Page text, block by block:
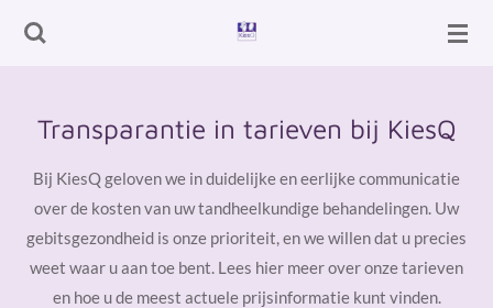
Ga
hoofdinhoud
Transparantie in tarieven bij KiesQ
Bij KiesQ geloven we in duidelijke en eerlijke communicatie
over de kosten van uw tandheelkundige behandelingen. Uw
gebitsgezondheid is onze prioriteit, en we willen dat u precies
weet waar u aan toe bent. Lees hier meer over onze tarieven
en hoe u de meest actuele prijsinformatie kunt vinden.